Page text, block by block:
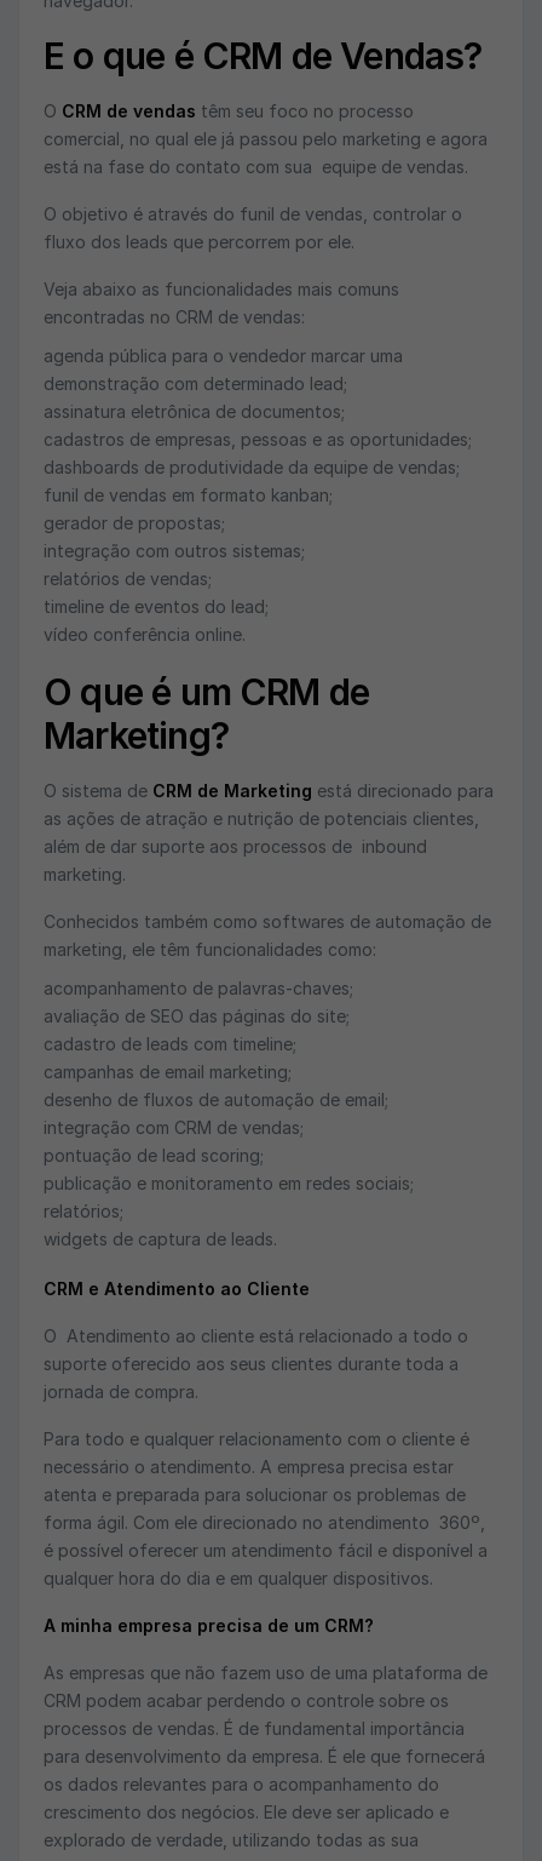
E o que é CRM de Vendas?
O CRM de vendas têm seu foco no processo
comercial, no qual ele já passou pelo marketing e agora
está na fase do contato com sua equipe de vendas.
O objetivo é através do funil de vendas, controlar o
fluxo dos leads que percorrem por ele.
Veja abaixo as funcionalidades mais comuns
encontradas no CRM de vendas:
agenda pública para o vendedor marcar uma
demonstração com determinado lead;
assinatura eletrônica de documentos;
cadastros de empresas, pessoas e as oportunidades;
dashboards de produtividade da equipe de vendas;
funil de vendas em formato kanban;
gerador de propostas;
integração com outros sistemas;
relatórios de vendas;
timeline de eventos do lead;
vídeo conferência online.
O que é um CRM de
Marketing?
O sistema de CRM de Marketing está direcionado para
as ações de atração e nutrição de potenciais clientes,
além de dar suporte aos processos de inbound
marketing.
Conhecidos também como softwares de automação de
marketing, ele têm funcionalidades como:
acompanhamento de palavras-chaves;
avaliação de SEO das páginas do site;
cadastro de leads com timeline;
campanhas de email marketing;
desenho de fluxos de automação de email;
integração com CRM de vendas;
pontuação de lead scoring;
publicação e monitoramento em redes sociais;
relatórios;
widgets de captura de leads.
CRM e Atendimento ao Cliente
O Atendimento ao cliente está relacionado a todo o
suporte oferecido aos seus clientes durante toda a
jornada de compra.
Para todo e qualquer relacionamento com o cliente é
necessário o atendimento. A empresa precisa estar
atenta e preparada para solucionar os problemas de
forma ágil. Com ele direcionado no atendimento 360º,
é possível oferecer um atendimento fácil e disponível a
qualquer hora do dia e em qualquer dispositivos.
A minha empresa precisa de um CRM?
As empresas que não fazem uso de uma plataforma de
CRM podem acabar perdendo o controle sobre os
processos de vendas. É de fundamental importância
para desenvolvimento da empresa. É ele que fornecerá
os dados relevantes para o acompanhamento do
crescimento dos negócios. Ele deve ser aplicado e
explorado de verdade, utilizando todas as sua